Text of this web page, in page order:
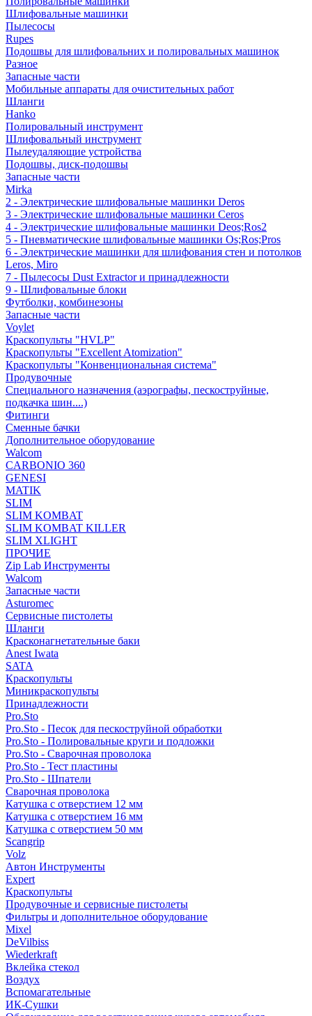
Шлифовальные машинки
Пылесосы
Rupes
Подошвы для шлифовальних и полировальных машинок
Разное
Запасные части
Мобильные аппараты для очистительных работ
Шланги
Hanko
Полировальный инструмент
Шлифовальный инструмент
Пылеудаляющие устройства
Подошвы, диск-подошвы
Запасные части
Mirka
2 - Электрические шлифовальные машинки Deros
3 - Электрические шлифовальные машинки Ceros
4 - Электрические шлифовальные машинки Deos;Ros2
5 - Пневматические шлифовальные машинки Os;Ros;Pros
6 - Электрические машинки для шлифования стен и потолков
Leros, Miro
7 - Пылесосы Dust Extractor и принадлежности
9 - Шлифовальные блоки
Футболки, комбинезоны
Запасные части
Voylet
Краскопульты "HVLP"
Краскопульты "Excellent Atomization"
Краскопульты "Конвенциональная система"
Продувочные
Специального назначения (аэрографы, пескоструйные,
подкачка шин....)
Фитинги
Сменные бачки
Дополнительное оборудование
Walcom
CARBONIO 360
GENESI
MATIK
SLIM
SLIM KOMBAT
SLIM KOMBAT KILLER
SLIM XLIGHT
ПРОЧИЕ
Zip Lab Инструменты
Walсom
Запасные части
Asturomec
Сервисные пистолеты
Шланги
Красконагнетательные баки
Anest Iwata
SATA
Краскопульты
Миникраскопульты
Принадлежности
Pro.Sto
Pro.Sto - Песок для пескоструйной обработки
Pro.Sto - Полировальные круги и подложки
Pro.Sto - Сварочная проволока
Pro.Sto - Тест пластины
Pro.Sto - Шпатели
Сварочная проволока
Катушка с отверстием 12 мм
Катушка с отверстием 16 мм
Катушка с отверстием 50 мм
Scangrip
Volz
Автон Инструменты
Expert
Краскопульты
Продувочные и сервисные пистолеты
Фильтры и дополнительное оборудование
Mixel
DeVilbiss
Wiederkraft
Вклейка стекол
Воздух
Вспомагательные
ИК-Сушки